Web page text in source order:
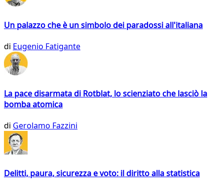
Un palazzo che è un simbolo dei paradossi all'italiana
di Eugenio Fatigante
La pace disarmata di Rotblat, lo scienziato che lasciò la
bomba atomica
di Gerolamo Fazzini
Delitti, paura, sicurezza e voto: il diritto alla statistica